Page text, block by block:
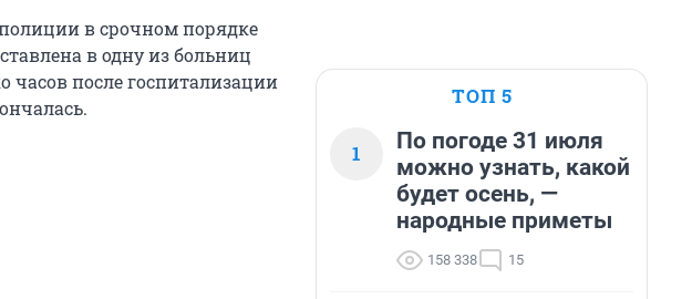
в срочном порядке
в одну из больниц
часов после госпитализации
ТОП 5
1
По погоде 31 июля
можно узнать, какой
будет осень, —
народные приметы
158 338 15